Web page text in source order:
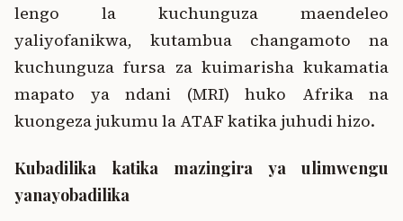
lengo la kuchunguza maendeleo
yaliyofanikwa, kutambua changamoto na
kuchunguza fursa za kuimarisha kukamatia
mapato ya ndani (MRI) huko Afrika na
kuongeza jukumu la ATAF katika juhudi hizo.
Kubadilika katika mazingira ya ulimwengu
yanayobadilika